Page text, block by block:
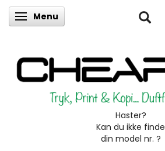
Skifte navigation
Menu
Haster?
Kan du ikke finde
din model nr. ?